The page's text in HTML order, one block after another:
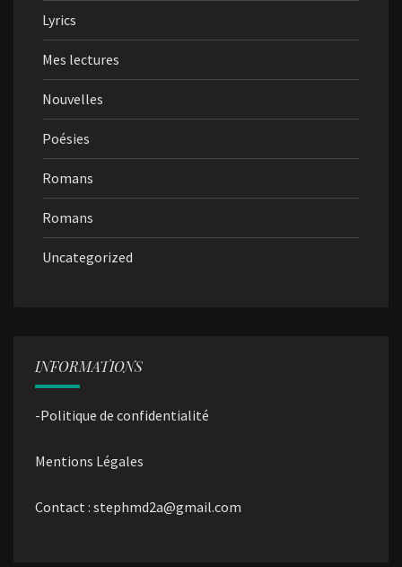
Lyrics
Mes lectures
Nouvelles
Poésies
Romans
Romans
Uncategorized
INFORMATIONS
-Politique de confidentialité
Mentions Légales
Contact : stephmd2a@gmail.com